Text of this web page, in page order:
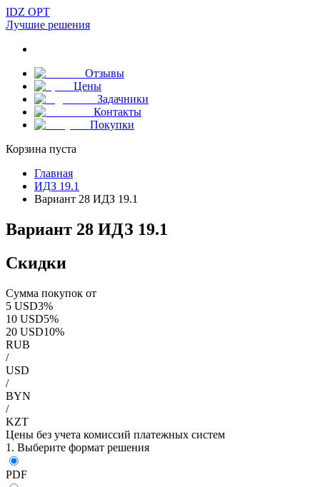
IDZ OPT
Лучшие решения
Отзывы
Цены
Задачники
Контакты
Покупки
Корзина пуста
Главная
ИДЗ 19.1
Вариант 28 ИДЗ 19.1
Вариант 28 ИДЗ 19.1
Скидки
Сумма покупок от
5 USD3%
10 USD5%
20 USD10%
RUB
/
USD
/
BYN
/
KZT
Цены без учета комиссий платежных систем
1. Выберите формат решения
PDF